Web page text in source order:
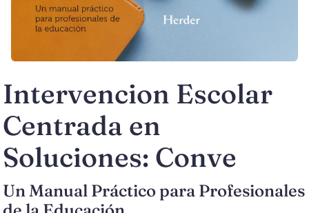
Intervencion Escolar
Centrada en
Soluciones: Conve
Un Manual Práctico para Profesionales